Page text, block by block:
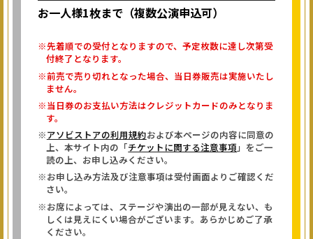
お一人様1枚まで（複数公演申込可）
※先着順での受付となりますので、予定枚数に達し次第受
付終了となります。
※前売で売り切れとなった場合、当日券販売は実施いたし
ません。
※当日券のお支払い方法はクレジットカードのみとなりま
す。
※アソビストアの利用規約および本ページの内容に同意の
上、本サイト内の「チケットに関する注意事項」をご一
読の上、お申し込みください。
※お申し込み方法及び注意事項は受付画面よりご確認くだ
さい。
※お席によっては、ステージや演出の一部が見えない、も
しくは見えにくい場合がございます。あらかじめご了承
ください。